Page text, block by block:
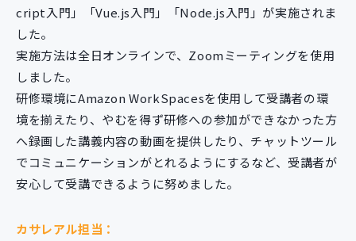
cript入門」「Vue.js入門」「Node.js入門」が実施されま
した。
実施方法は全日オンラインで、Zoomミーティングを使用
しました。
研修環境にAmazon WorkSpacesを使用して受講者の環
境を揃えたり、やむを得ず研修への参加ができなかった方
へ録画した講義内容の動画を提供したり、チャットツール
でコミュニケーションがとれるようにするなど、受講者が
安心して受講できるように努めました。
カサレアル担当：